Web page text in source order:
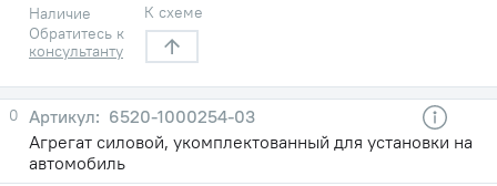
Наличие
Обратитесь к
консультанту
К схеме
0
6520-1000254-03
Агрегат силовой, укомплектованный для установки на
автомобиль